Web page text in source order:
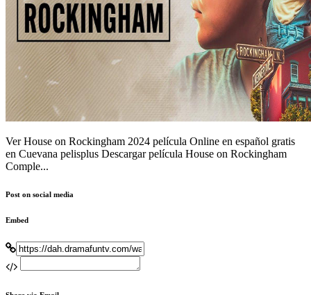
Ver House on Rockingham 2024 película Online en español gratis
en Cuevana pelisplus Descargar película House on Rockingham
Comple...
Post on social media
Embed